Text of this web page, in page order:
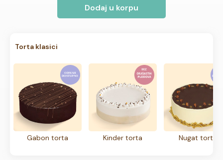
Dodaj u korpu
Torta klasici
Gabon torta Kinder torta Nugat torta